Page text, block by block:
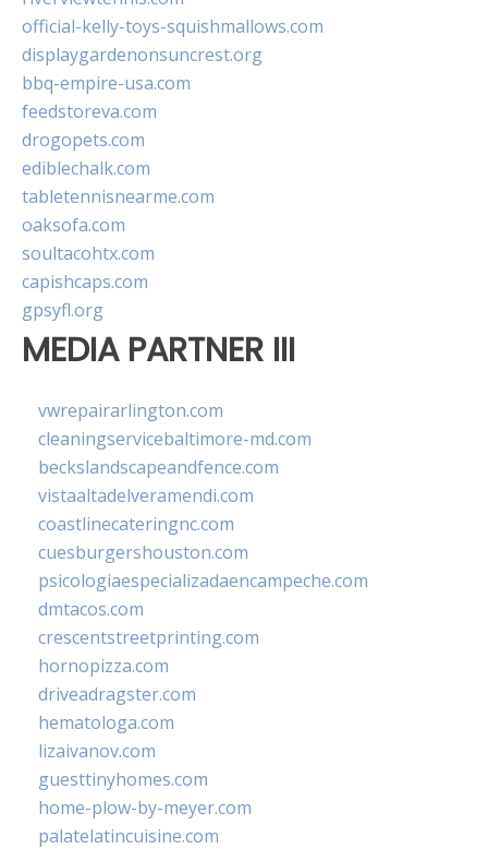
official-kelly-toys-squishmallows.com
displaygardenonsuncrest.org
bbq-empire-usa.com
feedstoreva.com
drogopets.com
ediblechalk.com
tabletennisnearme.com
oaksofa.com
soultacohtx.com
capishcaps.com
gpsyfl.org
MEDIA PARTNER III
vwrepairarlington.com
cleaningservicebaltimore-md.com
beckslandscapeandfence.com
vistaaltadelveramendi.com
coastlinecateringnc.com
cuesburgershouston.com
psicologiaespecializadaencampeche.com
dmtacos.com
crescentstreetprinting.com
hornopizza.com
driveadragster.com
hematologa.com
lizaivanov.com
guesttinyhomes.com
home-plow-by-meyer.com
palatelatincuisine.com